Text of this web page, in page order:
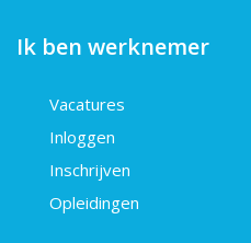
Ik ben werknemer
Vacatures
Inloggen
Inschrijven
Opleidingen